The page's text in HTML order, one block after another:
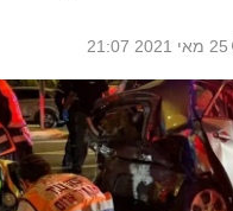
25 מאי 2021 21:07